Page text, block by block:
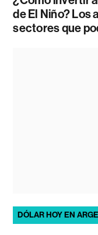
de El Niño? Los
sectores que
DÓLAR HOY EN